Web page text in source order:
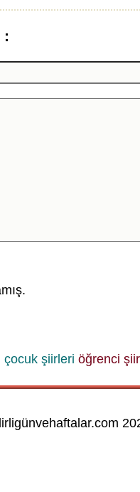
:
çocuk şiirleri öğrenci